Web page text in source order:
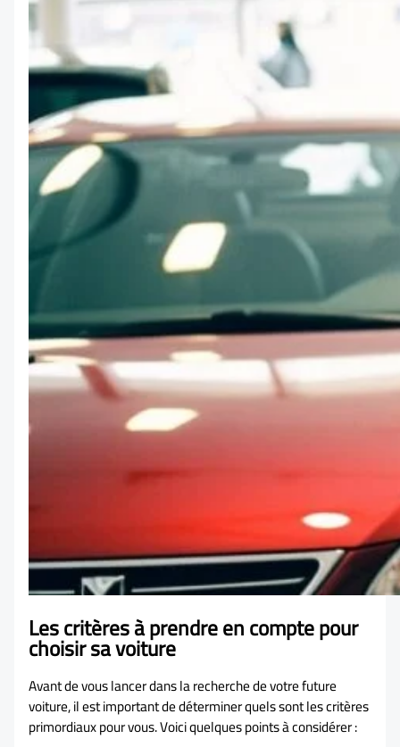
Les critères à prendre en compte pour
choisir sa voiture
Avant de vous lancer dans la recherche de votre future
voiture, il est important de déterminer quels sont les critères
primordiaux pour vous. Voici quelques points à considérer :